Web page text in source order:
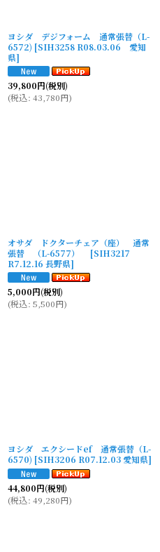
ヨシダ デジフォーム 通常張替（L-
6572) [SIH3258 R08.03.06 愛知
県]
39,800円(税別)
(税込: 43,780円)
オサダ ドクターチェア（座） 通常
張替 （L-6577）
[SIH3217
R7.12.16 長野県]
5,000円(税別)
(税込: 5,500円)
ヨシダ エクシードef 通常張替（L-
6570) [SIH3206 R07.12.03 愛知県]
44,800円(税別)
(税込: 49,280円)